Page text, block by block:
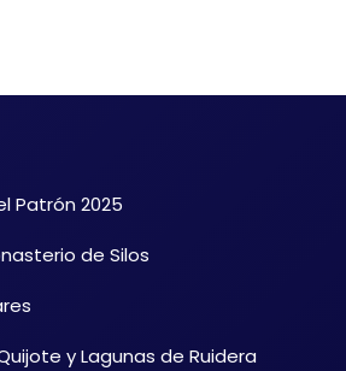
Patrón 2025
de Silos
y Lagunas de Ruidera